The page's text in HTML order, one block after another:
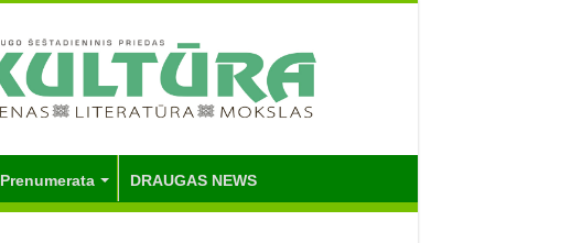
Prenumerata DRAUGAS NEWS